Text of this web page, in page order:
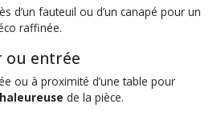
d’un fauteuil ou d’un canapé pour un
raffinée.
ou entrée
ou à proximité d’une table pour
de la pièce.